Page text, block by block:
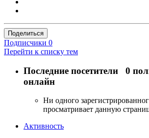
Поделиться
Подписчики 0
Перейти к списку тем
Последние посетители 0
онлайн
Ни одного
просматривает данную
Активность